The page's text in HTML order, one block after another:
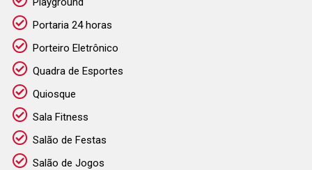
Portaria 24 horas
Porteiro Eletrônico
Quadra de Esportes
Quiosque
Sala Fitness
Salão de Festas
Salão de Jogos